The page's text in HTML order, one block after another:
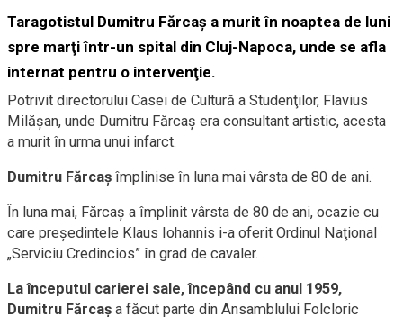
Taragotistul Dumitru Fărcaş a murit în noaptea de luni
spre marţi într-un spital din Cluj-Napoca, unde se afla
internat pentru o intervenţie.
Potrivit directorului Casei de Cultură a Studenţilor, Flavius
Milăşan, unde Dumitru Fărcaş era consultant artistic, acesta
a murit în urma unui infarct.
Dumitru Fărcaş împlinise în luna mai vârsta de 80 de ani.
În luna mai, Fărcaş a împlinit vârsta de 80 de ani, ocazie cu
care preşedintele Klaus Iohannis i-a oferit Ordinul Naţional
„Serviciu Credincios” în grad de cavaler.
La începutul carierei sale, începând cu anul 1959,
Dumitru Fărcaş a făcut parte din Ansamblului Folcloric